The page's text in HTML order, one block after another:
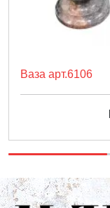
Ваза арт.6106